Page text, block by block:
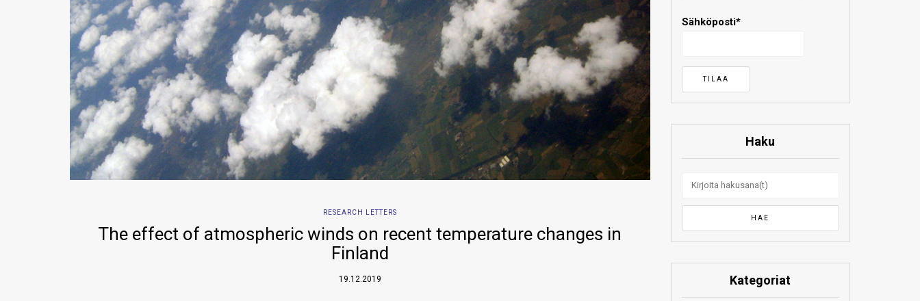
RESEARCH LETTERS
The effect of atmospheric winds on recent temperature changes in
Finland
19.12.2019
Sähköposti*
Haku
Kategoriat